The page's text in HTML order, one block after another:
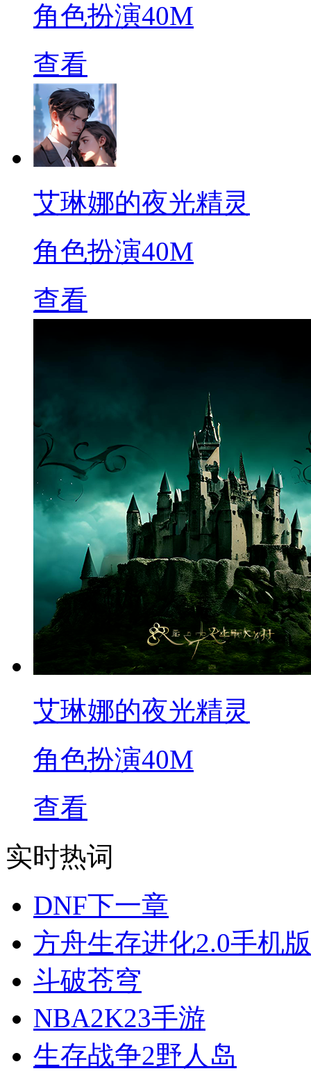
角色扮演40M
查看
艾琳娜的夜光精灵
角色扮演40M
查看
艾琳娜的夜光精灵
角色扮演40M
查看
实时热词
DNF下一章
方舟生存进化2.0手机版
斗破苍穹
NBA2K23手游
生存战争2野人岛